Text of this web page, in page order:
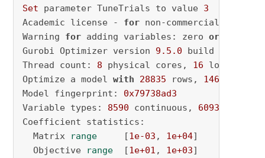
Set parameter TuneTrials to value 3
Academic license - for non-commercial use
Warning for adding variables: zero or
Gurobi Optimizer version 9.5 .0 build v9
Thread count: 8 physical cores, 16 logical
Optimize a model with 28835 rows, 14683
Model fingerprint: 0x79738ad3
Variable types: 8590 continuous, 6093
Coefficient statistics:
Matrix range [1e-03 , 1e+04]
Objective range [1e+01 , 1e+03]